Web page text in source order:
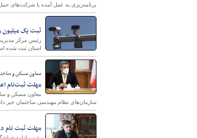
برنامه‌ریزی به عمل آمده با شرکت‌های
ثبت یک میلیون و ۷۰۰ هزار تخلف سرعت غیرمجاز در استان
استان ثبت شده
معاون مسکن و
مهلت ثبت‌نام
معاون مسکن و
سازمان‌های نظام مهندسی ساختمان خبر داد
مهلت ثبت نام